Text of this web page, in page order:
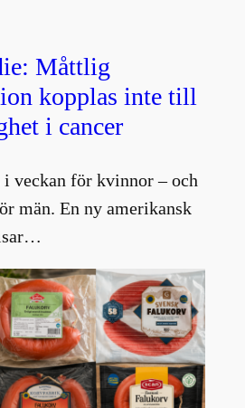
Måttlig
kopplas inte till
i cancer
veckan för kvinnor – och
män. En ny amerikansk